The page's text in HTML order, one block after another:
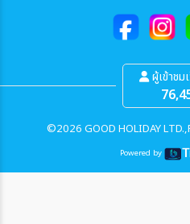
ผู้เข้าชม
©2026 GOOD HOLIDAY
Powered by